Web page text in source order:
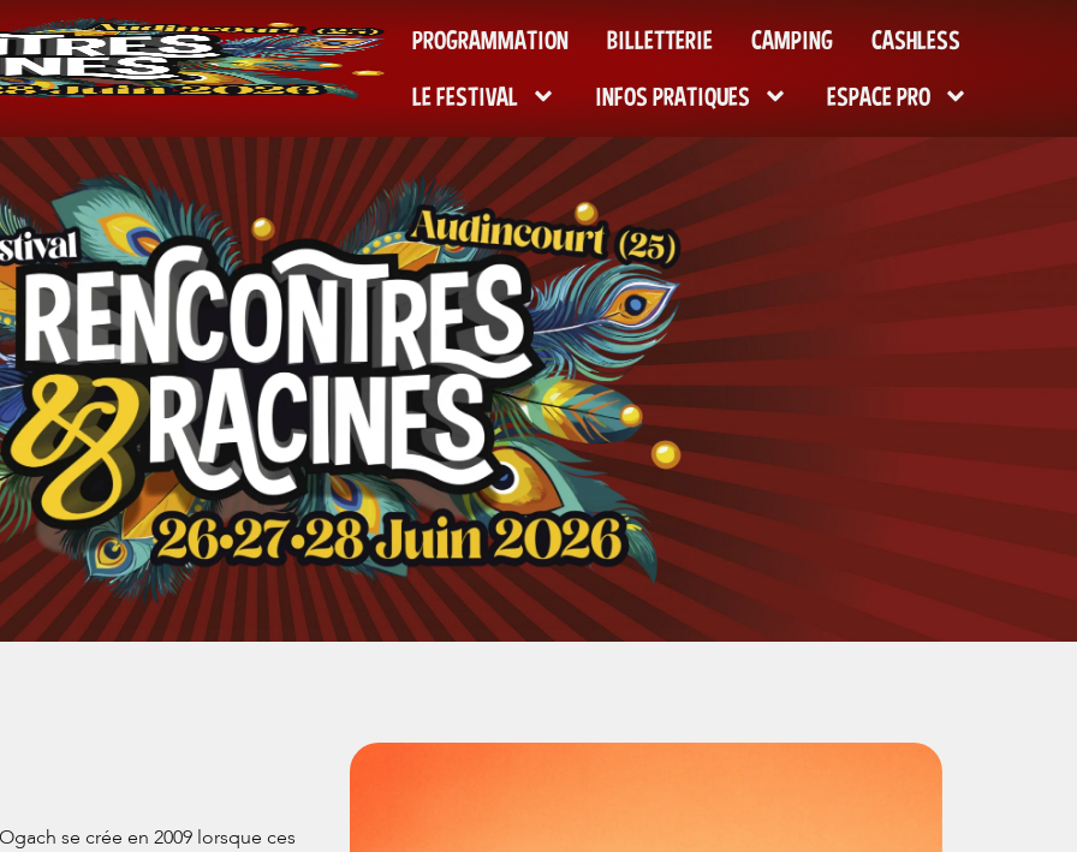
PROGRAMMATION BILLETTERIE CAMPING
CASHLESS
LE FESTIVAL
INFOS PRATIQUES ESPACE PRO
se crée en 2009 lorsque ces